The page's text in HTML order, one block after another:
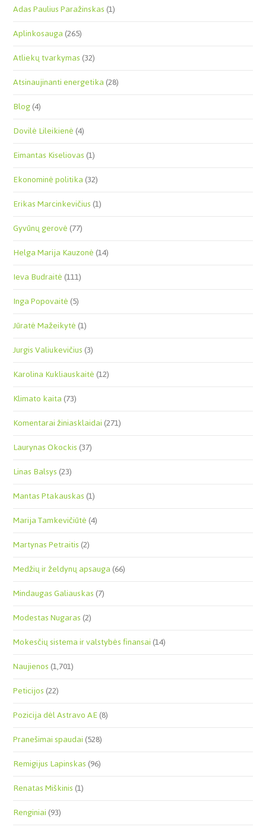
Adas Paulius Paražinskas(1)
Aplinkosauga(265)
Atliekų tvarkymas(32)
Atsinaujinanti energetika(28)
Blog(4)
Dovilė Lileikienė(4)
Eimantas Kiseliovas(1)
Ekonominė politika(32)
Erikas Marcinkevičius(1)
Gyvūnų gerovė(77)
Helga Marija Kauzonė(14)
Ieva Budraitė(111)
Inga Popovaitė(5)
Jūratė Mažeikytė(1)
Jurgis Valiukevičius(3)
Karolina Kukliauskaitė(12)
Klimato kaita(73)
Komentarai žiniasklaidai(271)
Laurynas Okockis(37)
Linas Balsys(23)
Mantas Ptakauskas(1)
Marija Tamkevičiūtė(4)
Martynas Petraitis(2)
Medžių ir želdynų apsauga(66)
Mindaugas Galiauskas(7)
Modestas Nugaras(2)
Mokesčių sistema ir valstybės finansai(14)
Naujienos(1,701)
Peticijos(22)
Pozicija dėl Astravo AE(8)
Pranešimai spaudai(528)
Remigijus Lapinskas(96)
Renatas Miškinis(1)
Renginiai(93)